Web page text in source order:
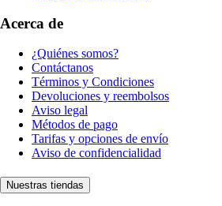
Acerca de
¿Quiénes somos?
Contáctanos
Términos y Condiciones
Devoluciones y reembolsos
Aviso legal
Métodos de pago
Tarifas y opciones de envío
Aviso de confidencialidad
Nuestras tiendas